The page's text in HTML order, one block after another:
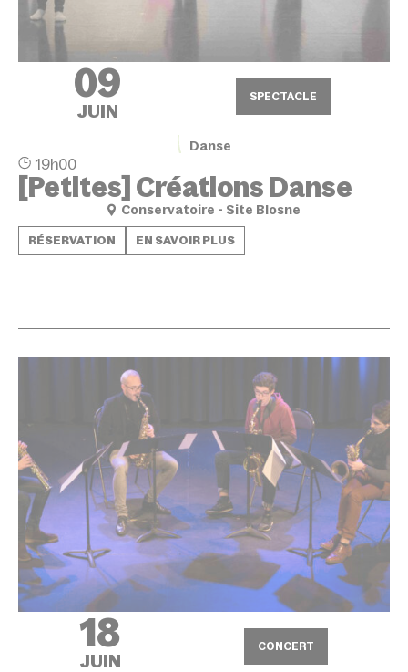
09
JUIN
SPECTACLE
Danse
19h00
[Petites] Créations Danse
Conservatoire - Site Blosne
RÉSERVATION EN SAVOIR PLUS
18
JUIN
CONCERT